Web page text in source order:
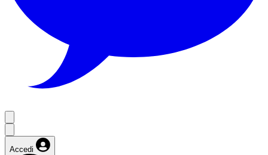
Accedi